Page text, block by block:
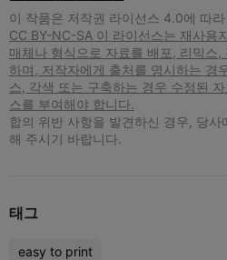
이 작품은 저작권 라이선스 4.0에 따
CC BY-NC-SA 이 라이선스는 재사용
매체나 형식으로 자료를 배포, 리믹스
하며, 저작자에게 출처를 명시하는 경
스, 각색 또는 구축하는 경우 수정된
스를 부여해야 합니다.
합의 위반 사항을 발견하신 경우, 당
해 주시기 바랍니다.
태그
easy to print